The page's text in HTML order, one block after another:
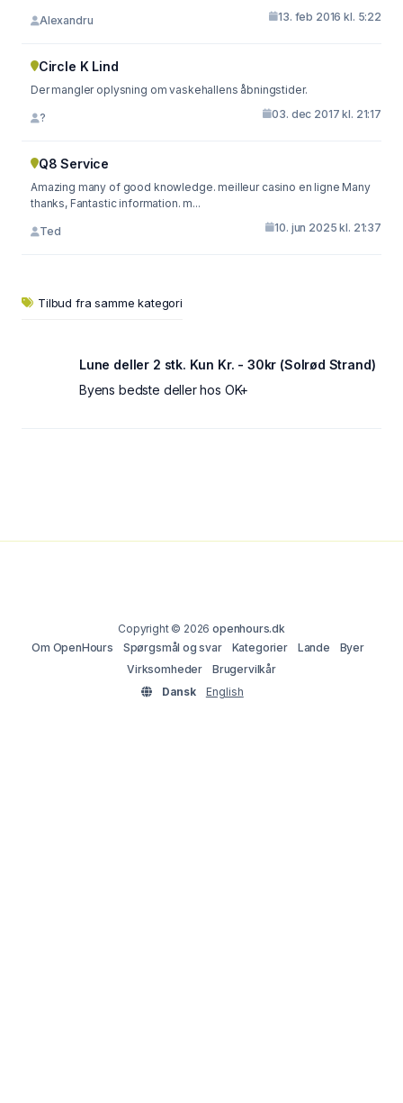
Alexandru 13. feb 2016 kl. 5:22
Circle K Lind
Der mangler oplysning om vaskehallens åbningstider.
? 03. dec 2017 kl. 21:17
Q8 Service
Amazing many of good knowledge. meilleur casino en ligne Many
thanks, Fantastic information. m...
Ted 10. jun 2025 kl. 21:37
Tilbud fra samme kategori
Lune deller 2 stk. Kun Kr. - 30kr (Solrød Strand)
Byens bedste deller hos OK+
Copyright © 2026openhours.dk
Om OpenHours
Spørgsmål og svar Kategorier Lande
Byer
Virksomheder
Brugervilkår
Dansk
English